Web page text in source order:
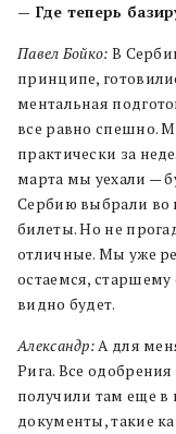
— Где теперь
Павел Бойко: В
принципе,
ментальная
все равно спешно.
практически за
марта мы уехали —
Сербию выбрали во
билеты. Но не
отличные. Мы уже
остаемся,
видно будет.
Александр: А для
Рига. Все
получили там еще
документы, такие